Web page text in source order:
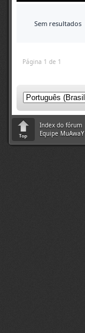
Sem resultados
Página 1 de 1
Index do fórum
Equipe MuAwaY